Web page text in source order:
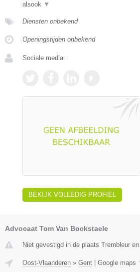
alsook ▼
Diensten onbekend
Openingstijden onbekend
Sociale media:
BEKIJK VOLLEDIG PROFIEL
Advocaat Tom Van Bockstaele
Niet gevestigd in de plaats Trembleur
Oost-Vlaanderen » Gent | Google maps